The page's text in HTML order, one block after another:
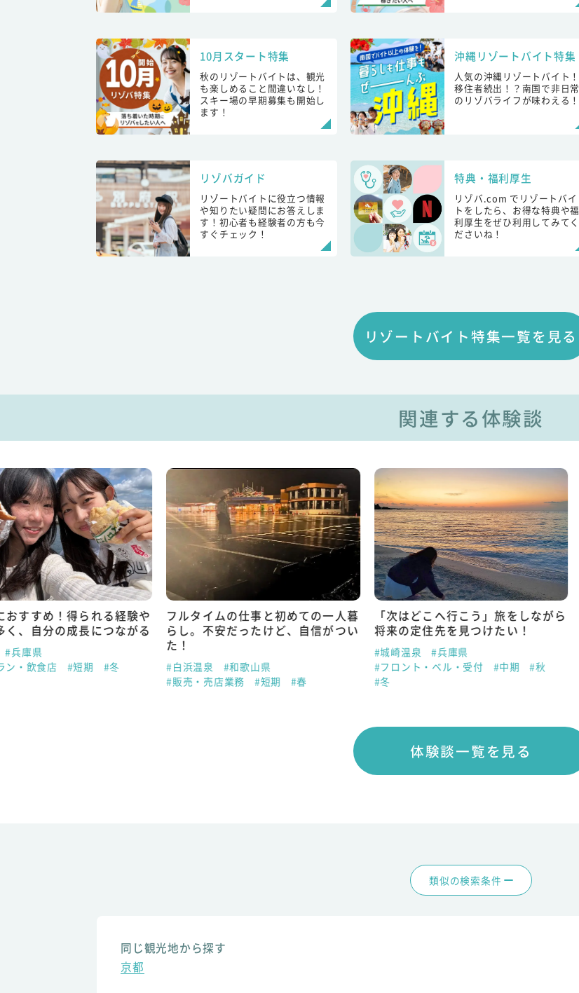
10月スタート特集
秋のリゾートバイトは、観光
も楽しめること間違いなし！
スキー場の早期募集も開始し
ます！
沖縄リゾートバイト特集
人気の沖縄リゾートバイト！
移住者続出！？南国で非日常
のリゾバライフが味わえる！
リゾバガイド
リゾートバイトに役立つ情報
や知りたい疑問にお答えしま
す！初心者も経験者の方も今
すぐチェック！
特典・福利厚生
リゾバ.com でリゾートバイ
トをしたら、お得な特典や福
利厚生をぜひ利用してみてく
ださいね！
リゾートバイト特集一覧を見る
関連する体験談
おすすめ！得られる経験や
く、自分の成長につながる
#兵庫県
ン・飲食店
#短期 #冬
フルタイムの仕事と初めての一人暮
らし。不安だったけど、自信がつい
た！
#白浜温泉
#和歌山県
#販売・売店業務
#短期 #春
「次はどこへ行こう」旅をしながら
将来の定住先を見つけたい！
#城崎温泉
#兵庫県
#フロント・ベル・受付
#中期
#秋
#冬
体験談一覧を見る
類似の検索条件
同じ観光地から探す
京都